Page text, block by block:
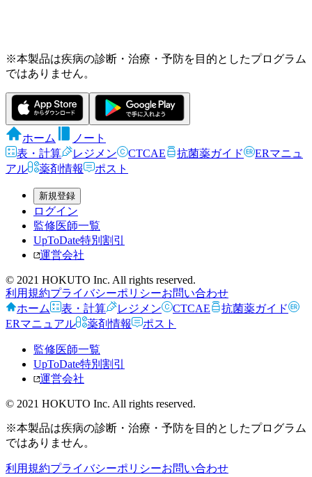
※本製品は疾病の診断・治療・予防を目的としたプログラム
ではありません。
ホーム
ノート
表・計算
レジメン CTCAE 抗菌薬ガイド
ERマニュ
アル
薬剤情報 ポスト
新規登録
ログイン
監修医師一覧
UpToDate特別割引
運営会社
© 2021 HOKUTO Inc. All rights reserved.
利用規約プライバシーポリシーお問い合わせ
ホーム
表・計算 レジメン CTCAE
抗菌薬ガイド
ERマニュアル
薬剤情報 ポスト
監修医師一覧
UpToDate特別割引
運営会社
© 2021 HOKUTO Inc. All rights reserved.
※本製品は疾病の診断・治療・予防を目的としたプログラム
ではありません。
利用規約プライバシーポリシーお問い合わせ